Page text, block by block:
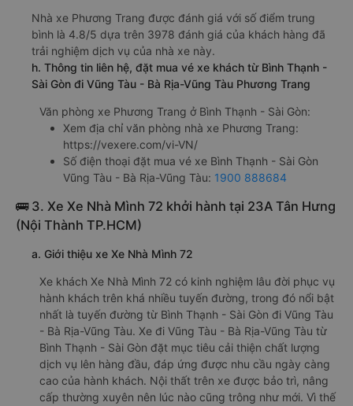
Nhà xe Phương Trang được đánh giá với số điểm trung
bình là 4.8/5 dựa trên 3978 đánh giá của khách hàng đã
trải nghiệm dịch vụ của nhà xe này.
h. Thông tin liên hệ, đặt mua vé xe khách từ Bình Thạnh -
Sài Gòn đi Vũng Tàu - Bà Rịa-Vũng Tàu Phương Trang
Văn phòng xe Phương Trang ở Bình Thạnh - Sài Gòn:
Xem địa chỉ văn phòng nhà xe Phương Trang:
https://vexere.com/vi-VN/
Số điện thoại đặt mua vé xe Bình Thạnh - Sài Gòn
Vũng Tàu - Bà Rịa-Vũng Tàu: 1900 888684
🚌 3. Xe Xe Nhà Mình 72 khởi hành tại 23A Tân Hưng
(Nội Thành TP.HCM)
a. Giới thiệu xe Xe Nhà Mình 72
Xe khách Xe Nhà Mình 72 có kinh nghiệm lâu đời phục vụ
hành khách trên khá nhiều tuyến đường, trong đó nổi bật
nhất là tuyến đường từ Bình Thạnh - Sài Gòn đi Vũng Tàu
- Bà Rịa-Vũng Tàu. Xe đi Vũng Tàu - Bà Rịa-Vũng Tàu từ
Bình Thạnh - Sài Gòn đặt mục tiêu cải thiện chất lượng
dịch vụ lên hàng đầu, đáp ứng được nhu cầu ngày càng
cao của hành khách. Nội thất trên xe được bảo trì, nâng
cấp thường xuyên nên lúc nào cũng trông như mới. Vì thế